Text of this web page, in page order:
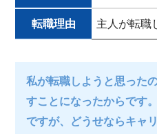
転職理由 主人が転職
私が転職しようと思った
すことになったからです
ですが、どうせならキャ